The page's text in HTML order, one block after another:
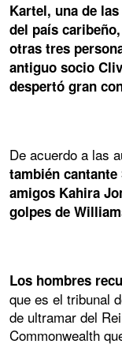
Kartel, una de
del país
otras tres
antiguo socio
despertó gran
De acuerdo a las
también cantante
amigos Kahira
golpes de
Los hombres
que es el tribunal
de ultramar del
Commonwealth